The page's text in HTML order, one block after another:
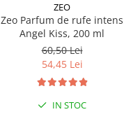
ZEO
Zeo Parfum de rufe intens
Angel Kiss, 200 ml
60,50 Lei
54,45 Lei
IN STOC